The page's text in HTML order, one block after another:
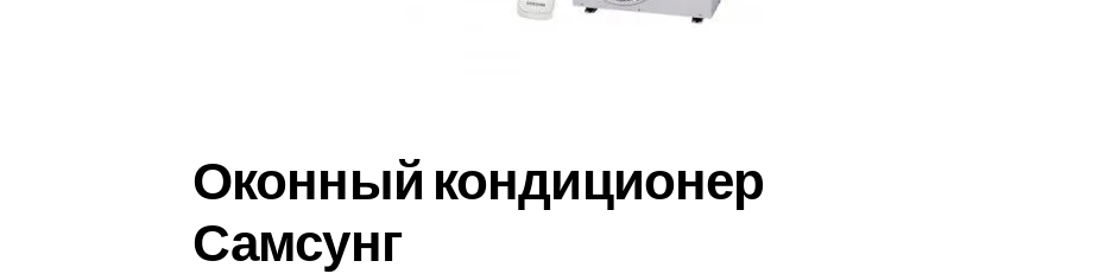
Оконный кондиционер
Самсунг